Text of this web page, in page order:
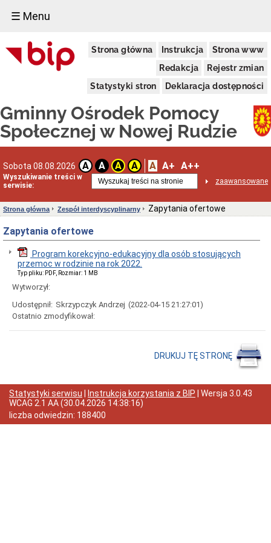
☰ Menu
Strona główna Instrukcja
Strona www
Redakcja
Rejestr zmian
Statystyki stron
Deklaracja dostępności
Gminny Ośrodek Pomocy
Społecznej w Nowej Rudzie
Sobota 08.08.2026 A A A A A A+ A++
Wyszukiwanie treści w
serwisie:
zaawansowane
Informacje
ogólne
Dane
urzędowania
Rejonizacja
Status
prawny
Zasady
funkcjonowania
Zakres
działalności
i
kompetencje
GOPS
Kontrole
Mapa
strony
Raport
stanie
dostępności
za
rok
2025
Sprawozdanie
Strona główna Zespół interdyscyplinarny Zapytania ofertowe
Zapytania ofertowe
Program korekcyjno-edukacyjny dla osób stosujących
przemoc w rodzinie na rok 2022.
Typ pliku: PDF, Rozmiar: 1 MB
Wytworzył:
Udostępnił: Skrzypczyk Andrzej (2022-04-15 21:27:01)
Ostatnio zmodyfikował:
DRUKUJ TĘ STRONĘ
Statystyki serwisu Instrukcja korzystania z BIP | Wersja 3.0.43
WCAG 2.1 AA(30.04.2026 14:38:16)
liczba odwiedzin: 188400